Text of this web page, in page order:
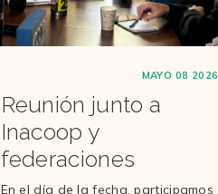
MAYO 08 2026
Reunión junto a
Inacoop y
federaciones
En el día de la fecha, participamos